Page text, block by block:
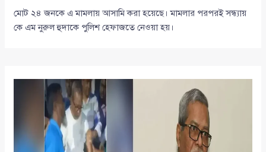
মোট ২৪ জনকে এ মামলায় আসামি করা হয়েছে। মামলার পরপরই সন্ধ্যায়
কে এম নুরুল হুদাকে পুলিশ হেফাজতে নেওয়া হয়।